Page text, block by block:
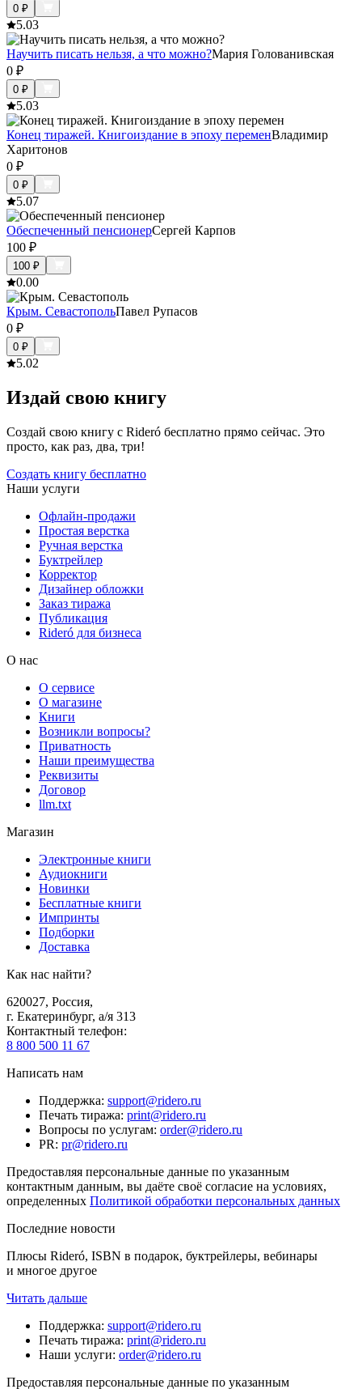
0 ₽
5.03
Научить писать нельзя, а что можно?Мария Голованивская
0 ₽
0 ₽
5.03
Конец тиражей. Книгоиздание в эпоху переменВладимир
Харитонов
0 ₽
0 ₽
5.07
Обеспеченный пенсионерСергей Карпов
100 ₽
100 ₽
0.00
Крым. СевастопольПавел Рупасов
0 ₽
0 ₽
5.02
Издай свою книгу
Создай свою книгу с Rideró бесплатно прямо сейчас. Это
просто, как раз, два, три!
Создать книгу бесплатно
Наши услуги
Офлайн-продажи
Простая верстка
Ручная верстка
Буктрейлер
Корректор
Дизайнер обложки
Заказ тиража
Публикация
Rideró для бизнеса
О нас
О сервисе
О магазине
Книги
Возникли вопросы?
Приватность
Наши преимущества
Реквизиты
Договор
llm.txt
Магазин
Электронные книги
Аудиокниги
Новинки
Бесплатные книги
Импринты
Подборки
Доставка
Как нас найти?
620027, Россия,
г. Екатеринбург, а/я 313
Контактный телефон:
8 800 500 11 67
Написать нам
Поддержка: support@ridero.ru
Печать тиража: print@ridero.ru
Вопросы по услугам: order@ridero.ru
PR: pr@ridero.ru
Предоставляя персональные данные по указанным
контактным данным, вы даёте своё согласие на условиях,
определенных Политикой обработки персональных данных
Последние новости
Плюсы Rideró, ISBN в подарок, буктрейлеры, вебинары
и многое другое
Читать дальше
Поддержка: support@ridero.ru
Печать тиража: print@ridero.ru
Наши услуги: order@ridero.ru
Предоставляя персональные данные по указанным